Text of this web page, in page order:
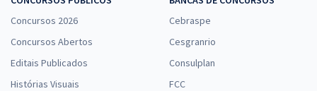
Concursos 2026
Concursos Abertos
Editais Publicados
Histórias Visuais
Cebraspe
Cesgranrio
Consulplan
FCC